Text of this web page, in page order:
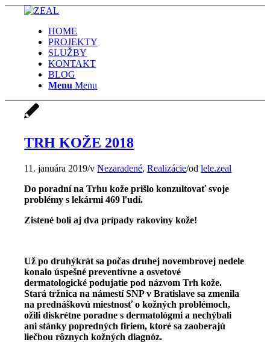
HOME
PROJEKTY
SLUŽBY
KONTAKT
BLOG
Menu Menu
TRH KOŽE 2018
11. januára 2019/vNezaradené,Realizácie/odlele.zeal
Do poradní na Trhu kože prišlo konzultovať svoje
problémy s lekármi 469 ľudí.
Zistené boli aj dva prípady rakoviny kože!
Už po druhýkrát sa počas druhej novembrovej nedele
konalo úspešné preventívne a osvetové
dermatologické podujatie pod názvom Trh kože.
Stará tržnica na námestí SNP v Bratislave sa zmenila
na prednáškovú miestnosť o kožných problémoch,
ožili diskrétne poradne s dermatológmi a nechýbali
ani stánky popredných firiem, ktoré sa zaoberajú
liečbou rôznych kožných diagnóz.